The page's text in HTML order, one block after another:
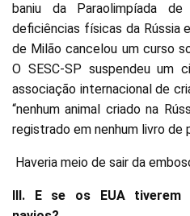
baniu da Paraolimpíada
deficiências físicas da Rússia
de Milão cancelou um curso
O SESC-SP suspendeu um
associação internacional de
“nenhum animal criado na
registrado em nenhum livro de
Haveria meio de sair da
III. E se os EUA tiverem